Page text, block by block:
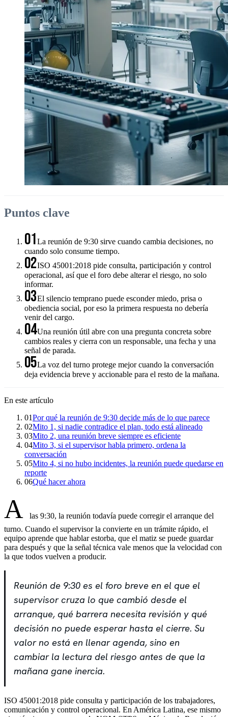
Puntos clave
01La reunión de 9:30 sirve cuando cambia decisiones, no
cuando solo consume tiempo.
02ISO 45001:2018 pide consulta, participación y control
operacional, así que el foro debe alterar el riesgo, no solo
informar.
03El silencio temprano puede esconder miedo, prisa o
obediencia social, por eso la primera respuesta no debería
venir del cargo.
04Una reunión útil abre con una pregunta concreta sobre
cambios reales y cierra con un responsable, una fecha y una
señal de parada.
05La voz del turno protege mejor cuando la conversación
deja evidencia breve y accionable para el resto de la mañana.
En este artículo
01Por qué la reunión de 9:30 decide más de lo que parece
02Mito 1, si nadie contradice el plan, todo está alineado
03Mito 2, una reunión breve siempre es eficiente
04Mito 3, si el supervisor habla primero, ordena la
conversación
05Mito 4, si no hubo incidentes, la reunión puede quedarse en
reporte
06Qué hacer ahora
A
las 9:30, la reunión todavía puede corregir el arranque del
turno. Cuando el supervisor la convierte en un trámite rápido, el
equipo aprende que hablar estorba, que el matiz se puede guardar
para después y que la señal técnica vale menos que la velocidad con
la que todos vuelven a producir.
Reunión de 9:30 es el foro breve en el que el
supervisor cruza lo que cambió desde el
arranque, qué barrera necesita revisión y qué
decisión no puede esperar hasta el cierre. Su
valor no está en llenar agenda, sino en
cambiar la lectura del riesgo antes de que la
mañana gane inercia.
ISO 45001:2018 pide consulta y participación de los trabajadores,
comunicación y control operacional. En América Latina, ese mismo